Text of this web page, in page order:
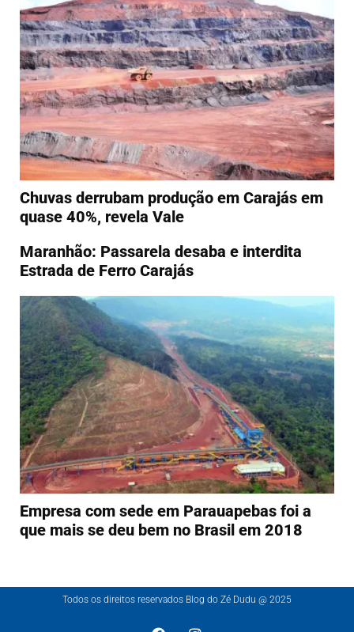
Chuvas derrubam produção em Carajás em
quase 40%, revela Vale
Maranhão: Passarela desaba e interdita
Estrada de Ferro Carajás
Empresa com sede em Parauapebas foi a
que mais se deu bem no Brasil em 2018
Todos os direitos reservados Blog do Zé Dudu @ 2025